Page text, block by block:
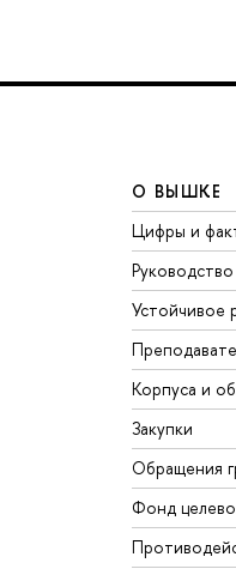
О ВЫШКЕ
Цифры и
Устойчивое
Корпуса и
Закупки
Обращения
Фонд